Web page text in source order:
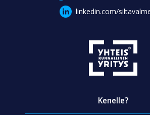
linkedin.com/
Kenelle?